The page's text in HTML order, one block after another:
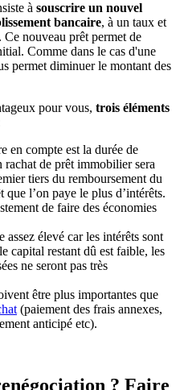
à souscrire un nouvel
bancaire, à un taux et
Ce nouveau prêt permet de
Comme dans le cas d'une
permet diminuer le montant des
pour vous, trois éléments
en compte est la durée de
de prêt immobilier sera
tiers du remboursement du
que l’on paye le plus d’intérêts.
de faire des économies
élevé car les intérêts sont
capital restant dû est faible, les
ne seront pas très
être plus importantes que
(paiement des frais annexes,
anticipé etc).
? Faire